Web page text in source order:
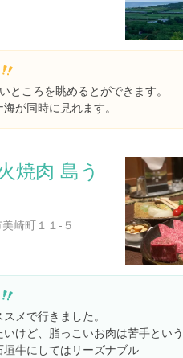
ところを眺めるとができます。
が同時に見れます。
焼肉 島う
崎町１１-５
メで行きました。
けど、脂っこいお肉は苦手とい
牛にしてはリーズナブル